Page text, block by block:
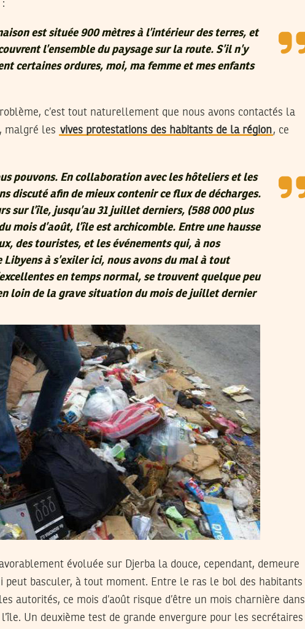
est située 900 mètres à l’intérieur des terres, et
l’ensemble du paysage sur la route. S’il n’y
certaines ordures, moi, ma femme et mes enfants
c’est tout naturellement que nous avons contactés la
malgré les vives protestations des habitants de la région, ce
pouvons. En collaboration avec les hôteliers et les
discuté afin de mieux contenir ce flux de décharges.
sur l’île, jusqu’au 31 juillet derniers, (588 000 plus
mois d’août, l’île est archicomble. Entre une hausse
des touristes, et les événements qui, à nos
à s’exiler ici, nous avons du mal à tout
en temps normal, se trouvent quelque peu
loin de la grave situation du mois de juillet dernier
évoluée sur Djerba la douce, cependant, demeure
peut basculer, à tout moment. Entre le ras le bol des habitants
autorités, ce mois d’août risque d’être un mois charnière dans
Un deuxième test de grande envergure pour les secrétaires